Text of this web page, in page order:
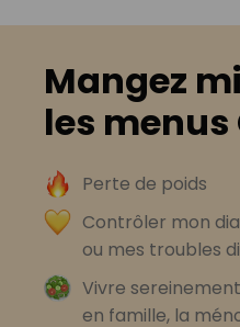
Mangez
les menus
Perte de poids
Contrôler mon
ou mes troubles
Vivre
en famille, la